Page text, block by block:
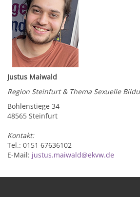
Justus Maiwald
Region Steinfurt & Thema Sexuelle
Bohlenstiege 34
48565 Steinfurt
Kontakt:
Tel.: 0151 67636102
E-Mail: justus.maiwald@ekvw.de